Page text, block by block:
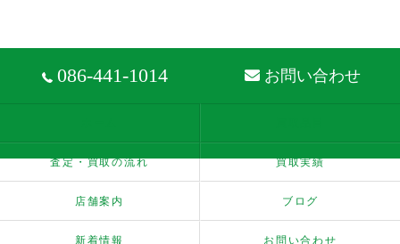
086-441-1014 お問い合わせ
査定・買取の流れ 買取実績
店舗案内 ブログ
新着情報 お問い合わせ